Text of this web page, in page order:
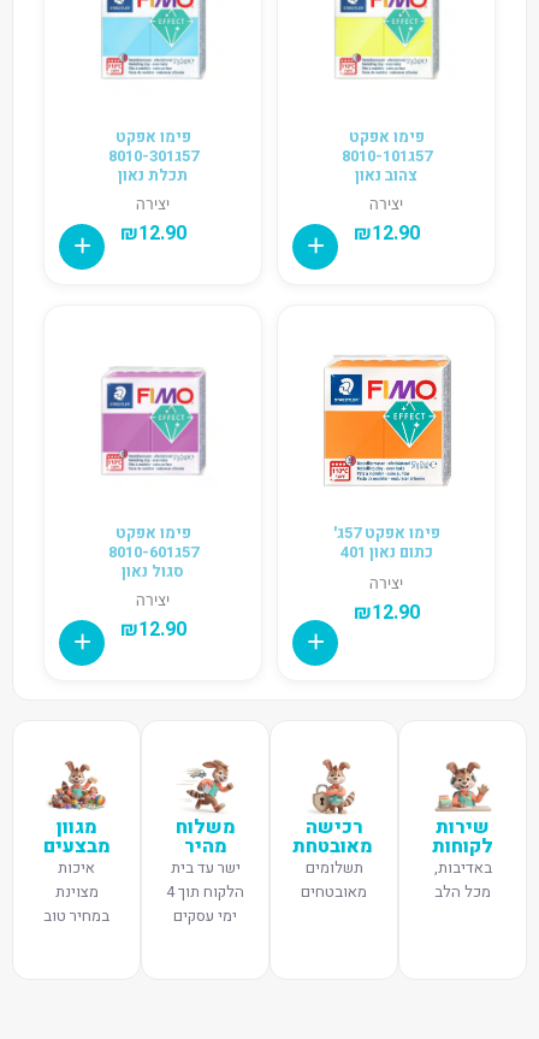
פימו אפקט
57ג8010-101
צהוב נאון
יצירה
₪12.90
פימו אפקט
57ג8010-301
תכלת נאון
יצירה
₪12.90
פימו אפקט 57ג'
כתום נאון 401
יצירה
₪12.90
פימו אפקט
57ג8010-601
סגול נאון
יצירה
₪12.90
שירות
לקוחות
באדיבות,
מכל הלב
רכישה
מאובטחת
תשלומים
מאובטחים
משלוח
מהיר
ישר עד בית
הלקוח תוך 4
ימי עסקים
מגוון
מבצעים
איכות
מצוינת
במחיר טוב